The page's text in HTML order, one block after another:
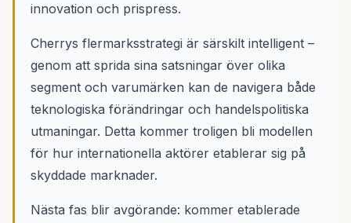
innovation och prispress.
Cherrys flermarksstrategi är särskilt intelligent –
genom att sprida sina satsningar över olika
segment och varumärken kan de navigera både
teknologiska förändringar och handelspolitiska
utmaningar. Detta kommer troligen bli modellen
för hur internationella aktörer etablerar sig på
skyddade marknader.
Nästa fas blir avgörande: kommer etablerade